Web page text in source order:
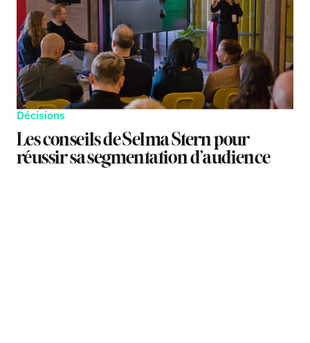
Décisions
Les conseils de Selma Stern pour
réussir sa segmentation d’audience